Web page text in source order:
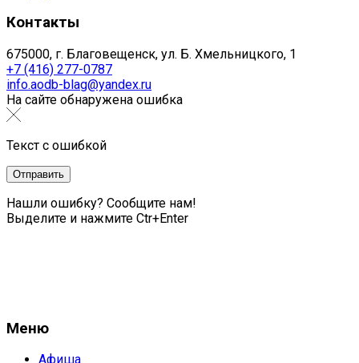
Контакты
675000, г. Благовещенск, ул. Б. Хмельницкого, 1
+7 (416) 277-0787
info.aodb-blag@yandex.ru
На сайте обнаружена ошибка
Текст с ошибкой
Нашли ошибку? Сообщите нам!
Выделите и нажмите Ctr+Enter
Меню
Афиша